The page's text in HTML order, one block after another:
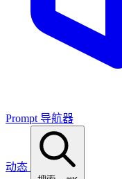
Prompt 导航器
动态